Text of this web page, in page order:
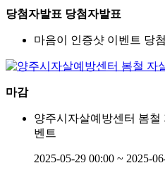
당첨자발표 당첨자발표
마음이 인증샷 이벤트 당
마감
양주시자살예방센터 봄철
벤트
2025-05-29 00:00 ~ 2025-